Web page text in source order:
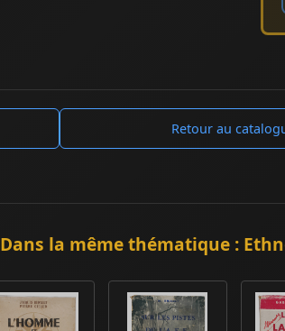
Retour au
Dans la même thématique :